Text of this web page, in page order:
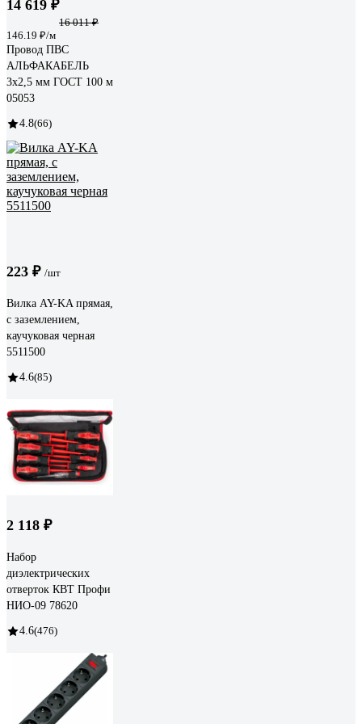
14 619 ₽
16 011 ₽
146.19 ₽/м
Провод ПВС
АЛЬФАКАБЕЛЬ
3х2,5 мм ГОСТ 100 м
05053
4.8(66)
223 ₽ /шт
Вилка AY-KA прямая,
с заземлением,
каучуковая черная
5511500
4.6(85)
2 118 ₽
Набор
диэлектрических
отверток КВТ Профи
НИО-09 78620
4.6(476)